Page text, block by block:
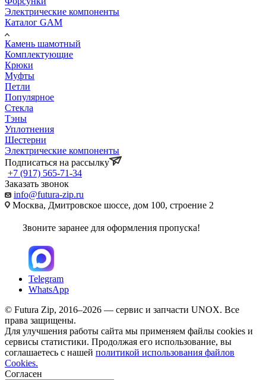
Электрические компоненты
Каталог GAM
Камень шамотный
Комплектующие
Крюки
Муфты
Петли
Популярное
Стекла
Тэны
Уплотнения
Шестерни
Электрические компоненты
Подписаться на рассылку
+7 (917) 565-71-34
Заказать звонок
info@futura-zip.ru
Москва, Дмитровское шоссе, дом 100, строение 2
Звоните заранее для оформления пропуска!
Telegram
WhatsApp
© Futura Zip, 2016–2026 — сервис и запчасти UNOX. Все
права защищены.
Для улучшения работы сайта мы применяем файлы cookies и
сервисы статистики. Продолжая его использование, вы
соглашаетесь с нашей политикой использования файлов
Cookies.
Согласен